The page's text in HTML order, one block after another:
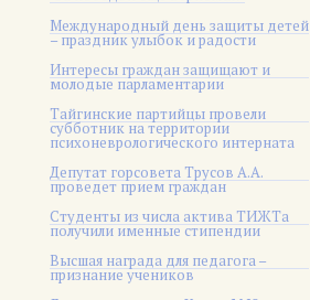
Международный день защиты детей
– праздник улыбок и радости
Интересы граждан защищают и
молодые парламентарии
Тайгинские партийцы провели
субботник на территории
психоневрологического интерната
Депутат горсовета Трусов А.А.
проведет прием граждан
Студенты из числа актива ТИЖТа
получили именные стипендии
Высшая награда для педагога –
признание учеников